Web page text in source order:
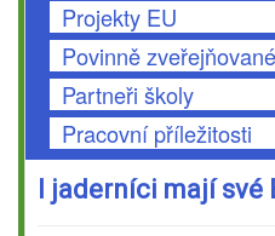
Projekty EU
Povinně
Partneři školy
Pracovní příležitosti
I jaderníci mají